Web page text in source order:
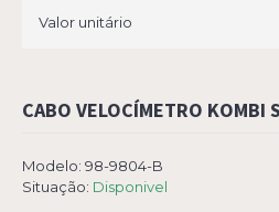
Valor unitário
CABO VELOCÍMETRO
Modelo: 98-9804-B
Situação: Disponivel